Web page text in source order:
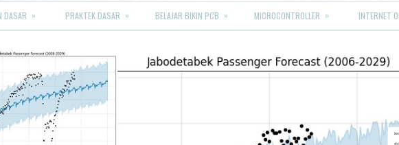
DASAR » PRAKTEK DASAR » BELAJAR BIKIN PCB » MICROCONTROLLER » INTERNET